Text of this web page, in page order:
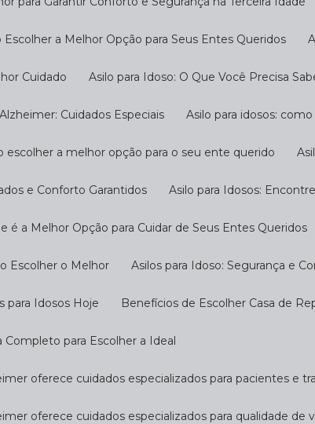
Escolher a Melhor Opção para Seus Entes Queridos
Cuidado Asilo para Idoso: O Que Você Precisa
Cuidados Especiais Asilo para idosos:
escolher a melhor opção para o seu ente querido
e Conforto Garantidos Asilo para Idosos:
é a Melhor Opção para Cuidar de Seus Entes Queridos
Escolher o Melhor Asilos para Idoso: Segurança e
para Idosos Hoje Benefícios de Escolher Casa de
Completo para Escolher a Ideal
oferece cuidados especializados para pacientes e
oferece cuidados especializados para qualidade de